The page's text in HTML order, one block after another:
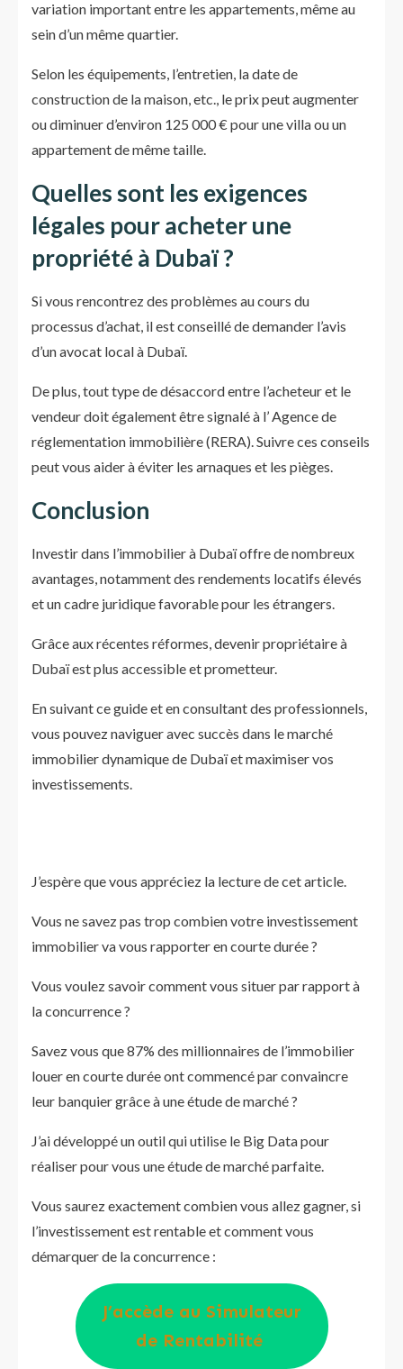
variation important entre les appartements, même au
sein d’un même quartier.
Selon les équipements, l’entretien, la date de
construction de la maison, etc., le prix peut augmenter
ou diminuer d’environ 125 000 € pour une villa ou un
appartement de même taille.
Quelles sont les exigences
légales pour acheter une
propriété à Dubaï ?
Si vous rencontrez des problèmes au cours du
processus d’achat, il est conseillé de demander l’avis
d’un avocat local à Dubaï.
De plus, tout type de désaccord entre l’acheteur et le
vendeur doit également être signalé à l’ Agence de
réglementation immobilière (RERA). Suivre ces conseils
peut vous aider à éviter les arnaques et les pièges.
Conclusion
Investir dans l’immobilier à Dubaï offre de nombreux
avantages, notamment des rendements locatifs élevés
et un cadre juridique favorable pour les étrangers.
Grâce aux récentes réformes, devenir propriétaire à
Dubaï est plus accessible et prometteur.
En suivant ce guide et en consultant des professionnels,
vous pouvez naviguer avec succès dans le marché
immobilier dynamique de Dubaï et maximiser vos
investissements.
J’espère que vous appréciez la lecture de cet article.
Vous ne savez pas trop combien votre investissement
immobilier va vous rapporter en courte durée ?
Vous voulez savoir comment vous situer par rapport à
la concurrence ?
Savez vous que 87% des millionnaires de l’immobilier
louer en courte durée ont commencé par convaincre
leur banquier grâce à une étude de marché ?
J’ai développé un outil qui utilise le Big Data pour
réaliser pour vous une étude de marché parfaite.
Vous saurez exactement combien vous allez gagner, si
l’investissement est rentable et comment vous
démarquer de la concurrence :
J’accède au Simulateur
de Rentabilité